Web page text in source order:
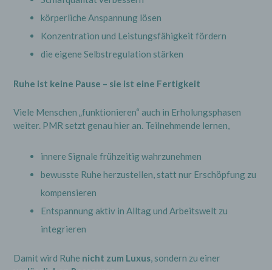
körperliche Anspannung lösen
Konzentration und Leistungsfähigkeit fördern
die eigene Selbstregulation stärken
Ruhe ist keine Pause – sie ist eine Fertigkeit
Viele Menschen „funktionieren“ auch in Erholungsphasen
weiter. PMR setzt genau hier an. Teilnehmende lernen,
innere Signale frühzeitig wahrzunehmen
bewusste Ruhe herzustellen, statt nur Erschöpfung zu
kompensieren
Entspannung aktiv in Alltag und Arbeitswelt zu
integrieren
Damit wird Ruhe nicht zum Luxus, sondern zu einer